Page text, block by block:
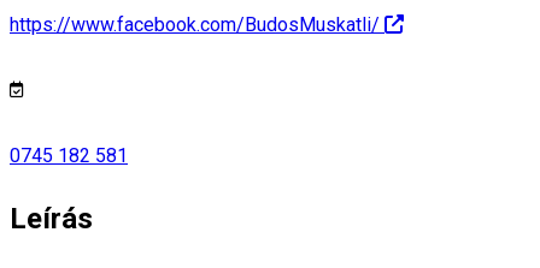
https://www.facebook.com/BudosMuskatli/
0745 182 581
Leírás